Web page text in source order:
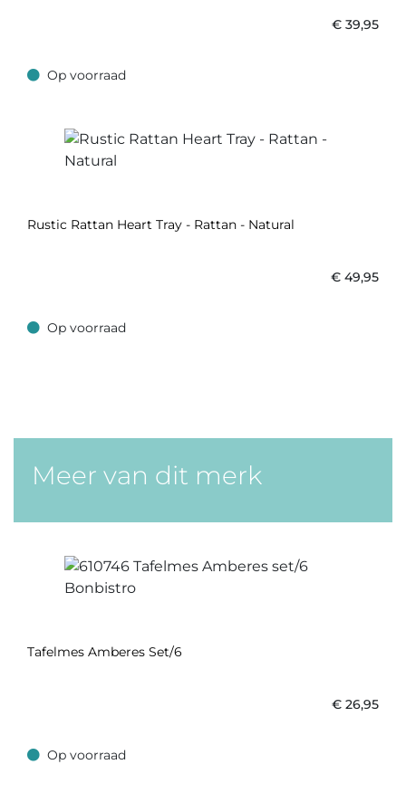
€ 39,95
Op voorraad
Op voorraad
Rustic Rattan Heart Tray - Rattan - Natural
€ 49,95
Op voorraad
Op voorraad
Meer van dit merk
Tafelmes Amberes Set/6
€ 26,95
Op voorraad
Op voorraad